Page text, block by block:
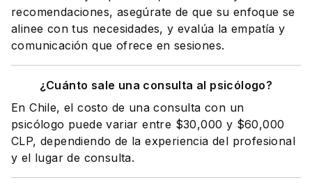
recomendaciones, asegúrate de que su enfoque se
alinee con tus necesidades, y evalúa la empatía y
comunicación que ofrece en sesiones.
¿Cuánto sale una consulta al psicólogo?
En Chile, el costo de una consulta con un
psicólogo puede variar entre $30,000 y $60,000
CLP, dependiendo de la experiencia del profesional
y el lugar de consulta.